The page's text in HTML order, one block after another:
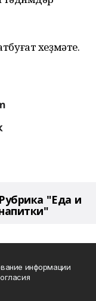
хеҙмәте.
Рубрика "Еда и
информации